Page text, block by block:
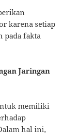
karena setiap
pada fakta
Jaringan
memiliki
hal ini,